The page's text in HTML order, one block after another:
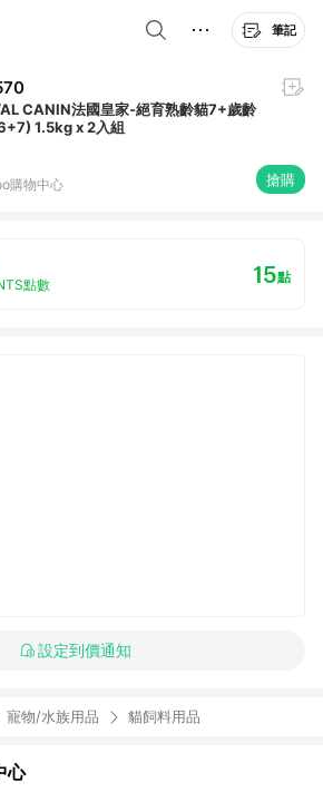
筆記
CANIN法國皇家-絕育熟齡貓7+歲齡
1.5kg x 2入組
購物中心 搶購
點數 15點
設定到價通知
寵物/水族用品 貓飼料用品
心